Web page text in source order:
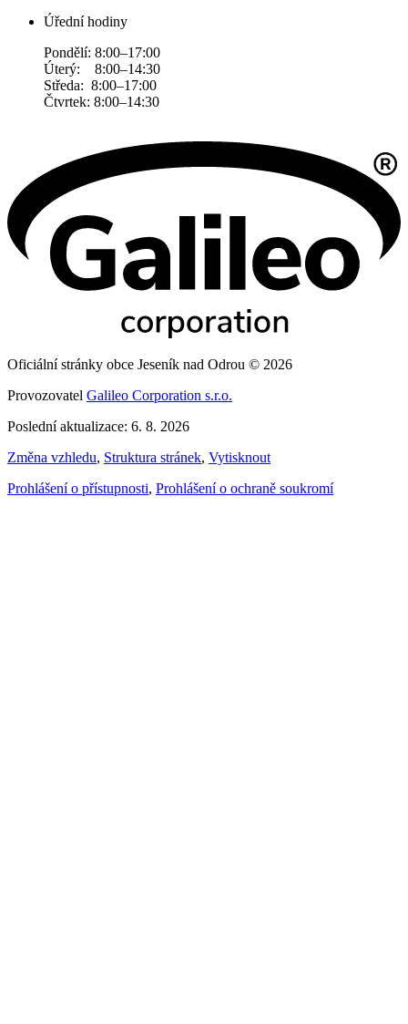
Úřední hodiny
Pondělí: 8:00–17:00
Úterý: 8:00–14:30
Středa: 8:00–17:00
Čtvrtek: 8:00–14:30
Oficiální stránky obce Jeseník nad Odrou © 2026
Provozovatel Galileo Corporation s.r.o.
Poslední aktualizace: 6. 8. 2026
Změna vzhledu, Struktura stránek, Vytisknout
Prohlášení o přístupnosti, Prohlášení o ochraně soukromí